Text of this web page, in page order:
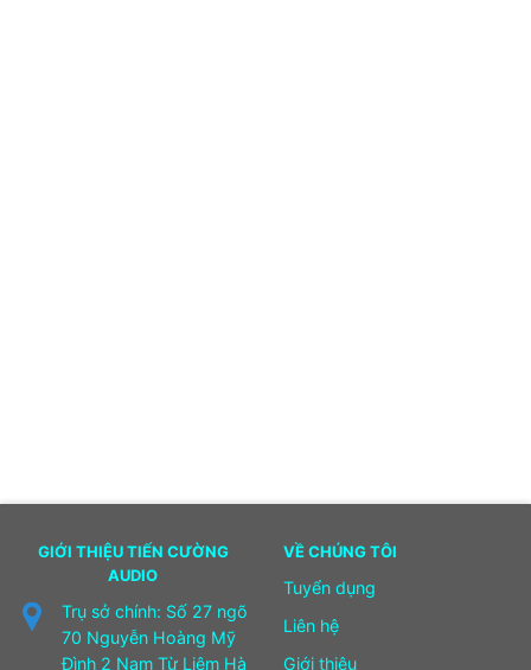
GIỚI THIỆU TIẾN CƯỜNG
AUDIO
Trụ sở chính: Số 27 ngõ
70 Nguyễn Hoàng Mỹ
Đình 2 Nam Từ Liêm Hà
VỀ CHÚNG TÔI
Tuyển dụng
Liên hệ
Giới thiệu